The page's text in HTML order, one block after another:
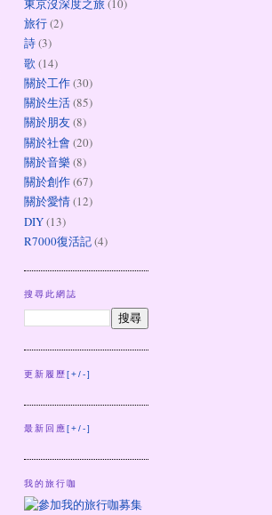
東京沒深度之旅(10)
旅行(2)
詩(3)
歌 (14)
關於工作(30)
關於生活(85)
關於朋友(8)
關於社會(20)
關於音樂(8)
關於創作(67)
關於愛情(12)
DIY(13)
R7000復活記(4)
搜尋此網誌
更新履歷[+/-]
最新回應[+/-]
我的旅行咖